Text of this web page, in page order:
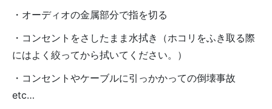
・オーディオの金属部分で指を切る
・コンセントをさしたまま水拭き（ホコリをふき取る際
にはよく絞ってから拭いてください。）
・コンセントやケーブルに引っかかっての倒壊事故
etc…